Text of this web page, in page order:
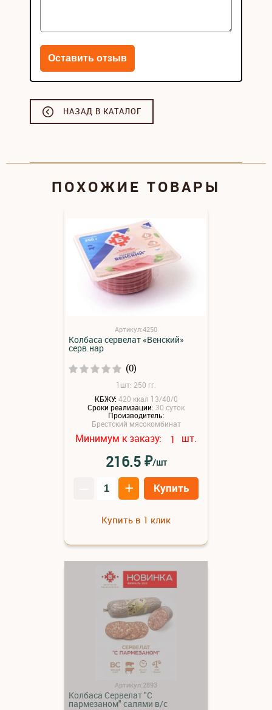
НАЗАД В КАТАЛОГ
ПОХОЖИЕ ТОВАРЫ
Артикул:4250
Колбаса сервелат «Венский»
серв.нар
(0)
1шт: 250 гг.
КБЖУ: 420 ккал 13/40/0
Сроки реализации: 30 суток
Производитель:
Брестский мясокомбинат
Минимум к заказу: 1 шт.
216.5₽/шт
+ Купить
Купить в 1 клик
Артикул:2893
Колбаса Сервелат "С
пармезаном" салями в/с